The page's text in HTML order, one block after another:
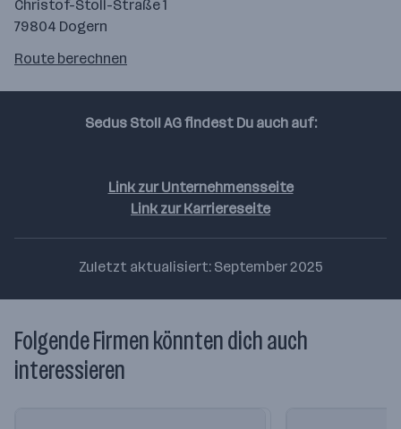
Christof-Stoll-Straße 1
79804 Dogern
Route
Route berechnen
Sedus Stoll AG findest Du auch auf:
Link zur Unternehmensseite
Link zur Karriereseite
Zuletzt aktualisiert: September 2025
Folgende Firmen könnten dich auch
interessieren